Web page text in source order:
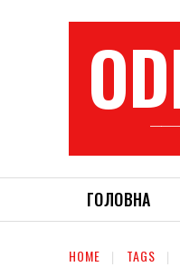
ГОЛОВНА
HOME TAGS